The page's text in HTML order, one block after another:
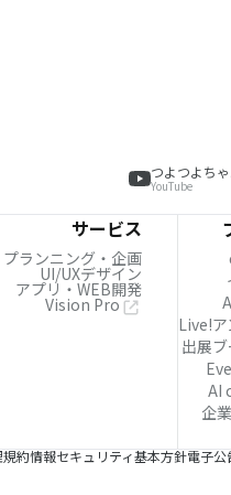
つよつよち
YouTube
サービス
プランニング・企画
UI/UXデザイン
アプリ・WEB開発
Vision Pro
Live!ア
出展
AI
企
規約情報セキュリティ基本方針電子公